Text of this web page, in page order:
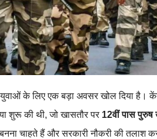
के लिए एक बड़ा अवसर खोल दिया है।
शुरू की थी, जो खासतौर पर 12वीं पास पुरुष
चाहते हैं और सरकारी नौकरी की तलाश